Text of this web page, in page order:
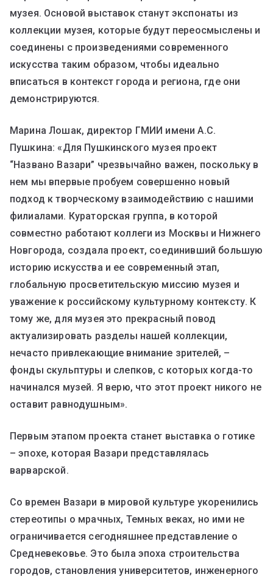
музея. Основой выставок станут экспонаты из
коллекции музея, которые будут переосмыслены и
соединены с произведениями современного
искусства таким образом, чтобы идеально
вписаться в контекст города и региона, где они
демонстрируются.
Марина Лошак, директор ГМИИ имени А.С.
Пушкина: «Для Пушкинского музея проект
“Названо Вазари” чрезвычайно важен, поскольку в
нем мы впервые пробуем совершенно новый
подход к творческому взаимодействию с нашими
филиалами. Кураторская группа, в которой
совместно работают коллеги из Москвы и Нижнего
Новгорода, создала проект, соединивший большую
историю искусства и ее современный этап,
глобальную просветительскую миссию музея и
уважение к российскому культурному контексту. К
тому же, для музея это прекрасный повод
актуализировать разделы нашей коллекции,
нечасто привлекающие внимание зрителей, –
фонды скульптуры и слепков, с которых когда-то
начинался музей. Я верю, что этот проект никого не
оставит равнодушным».
Первым этапом проекта станет выставка о готике
– эпохе, которая Вазари представлялась
варварской.
Со времен Вазари в мировой культуре укоренились
стереотипы о мрачных, Темных веках, но ими не
ограничивается сегодняшнее представление о
Средневековье. Это была эпоха строительства
городов, становления университетов, инженерного